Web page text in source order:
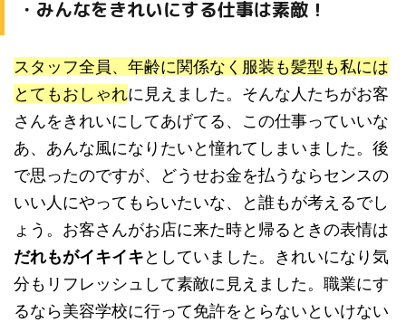
・みんなをきれいにする仕事は素敵！
スタッフ全員、年齢に関係なく服装も髪型も私には
とてもおしゃれに見えました。そんな人たちがお客
さんをきれいにしてあげてる、この仕事っていいな
あ、あんな風になりたいと憧れてしまいました。後
で思ったのですが、どうせお金を払うならセンスの
いい人にやってもらいたいな、と誰もが考えるでし
ょう。お客さんがお店に来た時と帰るときの表情は
だれもがイキイキとしていました。きれいになり気
分もリフレッシュして素敵に見えました。職業にす
るなら美容学校に行って免許をとらないといけない